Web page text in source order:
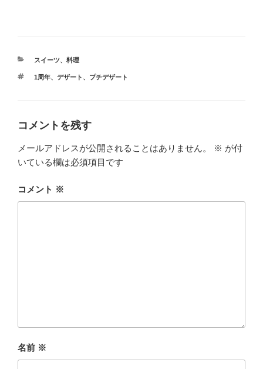
カ
ゴ
スイーツ、 料理
タ
1周年、 デザート 、 プチデザート
コメントを残す
メールアドレスが公開されることはありません。 ※ が付
いている欄は必須項目です
コメント ※
名前 ※